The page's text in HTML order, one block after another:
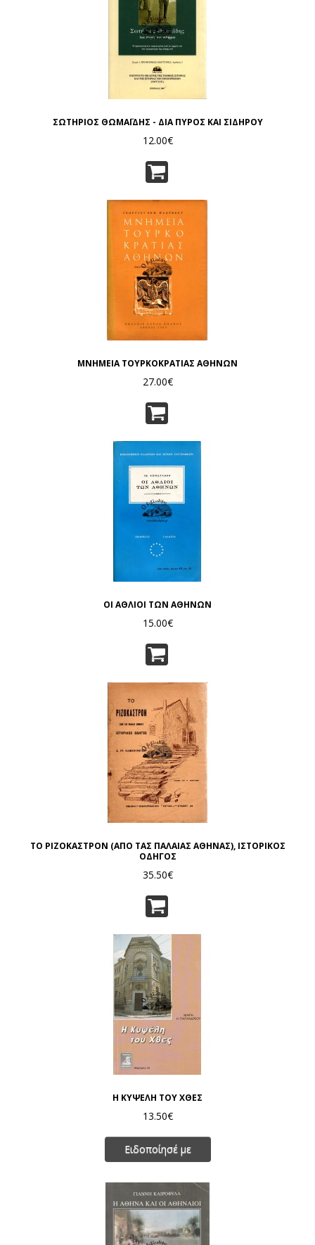
ΣΩΤΗΡΙΟΣ ΘΩΜΑΪΔΗΣ - ΔΙΑ ΠΥΡΟΣ ΚΑΙ ΣΙΔΗΡΟΥ
12.00€
ΜΝΗΜΕΙΑ ΤΟΥΡΚΟΚΡΑΤΙΑΣ ΑΘΗΝΩΝ
27.00€
ΟΙ ΑΘΛΙΟΙ ΤΩΝ ΑΘΗΝΩΝ
15.00€
ΤΟ ΡΙΖΟΚΑΣΤΡΟΝ (ΑΠΟ ΤΑΣ ΠΑΛΑΙΑΣ ΑΘΗΝΑΣ), ΙΣΤΟΡΙΚΟΣ
ΟΔΗΓΟΣ
35.50€
Η ΚΥΨΕΛΗ ΤΟΥ ΧΘΕΣ
13.50€
Ειδοποίησέ με